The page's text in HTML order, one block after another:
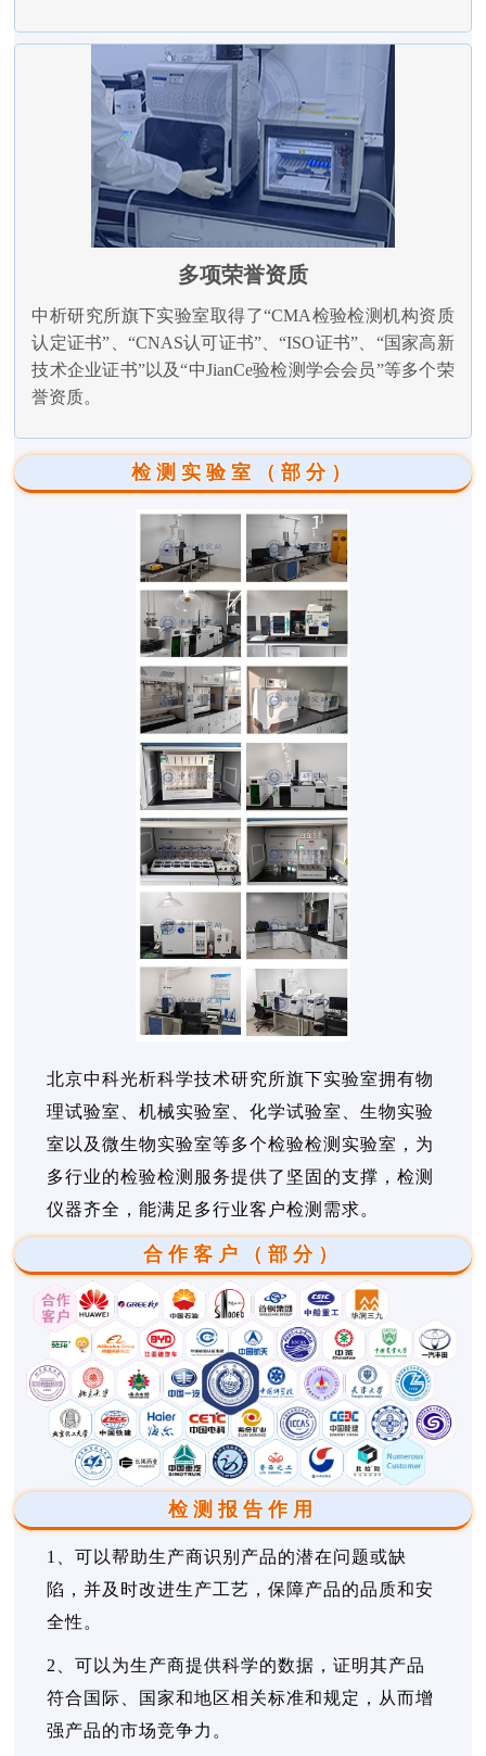
多项荣誉资质
中析研究所旗下实验室取得了“CMA检验检测机构资质
认定证书”、“CNAS认可证书”、“ISO证书”、“国家高新
技术企业证书”以及“中JianCe验检测学会会员”等多个荣
誉资质。
检测实验室（部分）
北京中科光析科学技术研究所旗下实验室拥有物
理试验室、机械实验室、化学试验室、生物实验
室以及微生物实验室等多个检验检测实验室，为
多行业的检验检测服务提供了坚固的支撑，检测
仪器齐全，能满足多行业客户检测需求。
合作客户（部分）
检测报告作用
1、可以帮助生产商识别产品的潜在问题或缺
陷，并及时改进生产工艺，保障产品的品质和安
全性。
2、可以为生产商提供科学的数据，证明其产品
符合国际、国家和地区相关标准和规定，从而增
强产品的市场竞争力。